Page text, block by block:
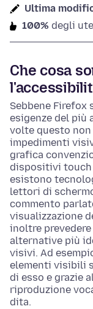
Ultima
100% degli
Che cosa
Sebbene
esigenze del più
volte questo
impedimenti
grafica
dispositivi touch
esistono
lettori di
commento
visualizzazione
inoltre
alternative più
visivi. Ad
elementi visibili
di esso e grazie
riproduzione
dita.